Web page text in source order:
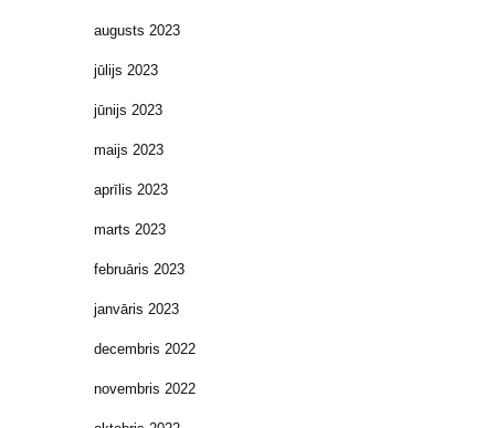
augusts 2023
jūlijs 2023
jūnijs 2023
maijs 2023
aprīlis 2023
marts 2023
februāris 2023
janvāris 2023
decembris 2022
novembris 2022